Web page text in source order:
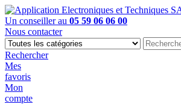
Un conseiller au 05 59 06 06 00
Nous contacter
Rechercher
Mes
favoris
Mon
compte